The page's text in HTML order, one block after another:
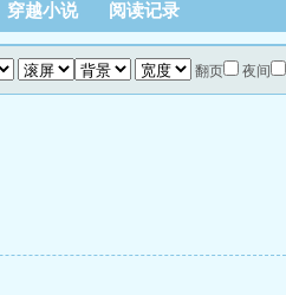
穿越小说 阅读记录
翻页 夜间